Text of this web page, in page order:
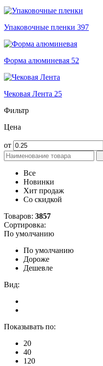
Упаковочные пленки 397
Форма алюминевая 52
Чековая Лента 25
Фильтр
Цена
от
Все
Новинки
Хит продаж
Со скидкой
Товаров: 3857
Сортировка:
По умолчанию
По умолчанию
Дороже
Дешевле
Вид:
Показывать по:
20
40
120